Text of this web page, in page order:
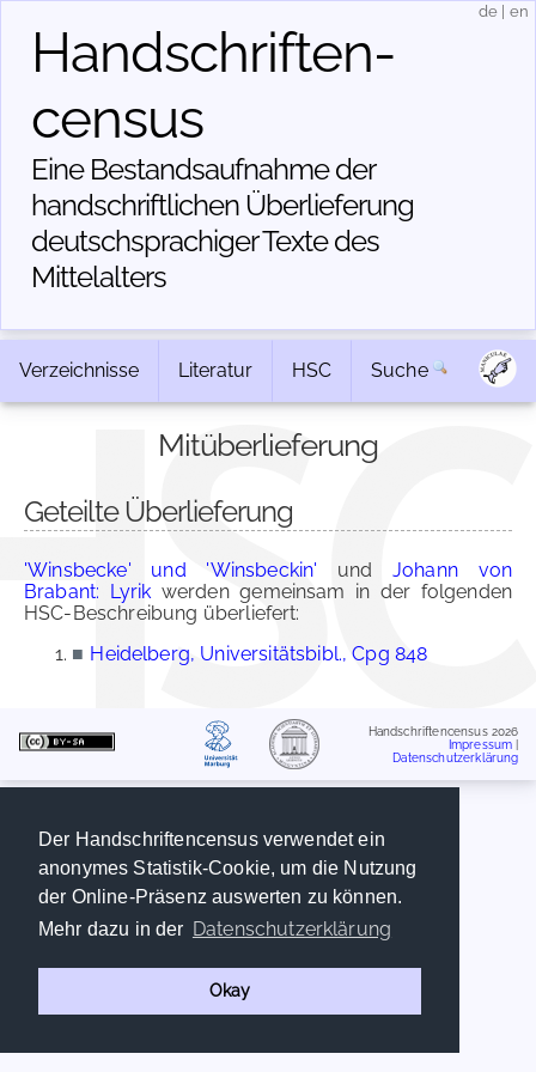
Der Handschriftencensus verwendet ein
anonymes Statistik-Cookie, um die Nutzung
der Online-Präsenz auswerten zu können.
Mehr dazu in der Datenschutzerklärung
Okay
Handschriften­
census
Eine Bestandsaufnahme der
handschriftlichen Über­lieferung
deutschsprachiger Texte des
Mittelalters
de en
Verzeichnisse Literatur HSC Suche
Mitüberlieferung
Geteilte Überlieferung
'Winsbecke' und 'Winsbeckin' und Johann von
Brabant: Lyrik werden gemeinsam in der folgenden
HSC-Beschreibung überliefert:
■ Heidelberg, Universitätsbibl., Cpg 848
Handschriftencensus 2026
Impressum
Datenschutzerklärung